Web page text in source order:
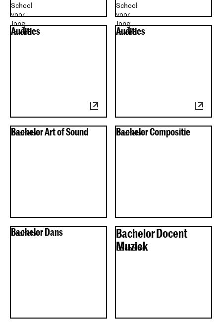
Audities
School
voor
Jong
Talent
Audities
School
voor
Jong
Talent
Bachelor Art of Sound
Bachelor Bachelor Compositie
Bachelor
Bachelor Dans
Bachelor
Bachelor Docent
Muziek
Bachelor